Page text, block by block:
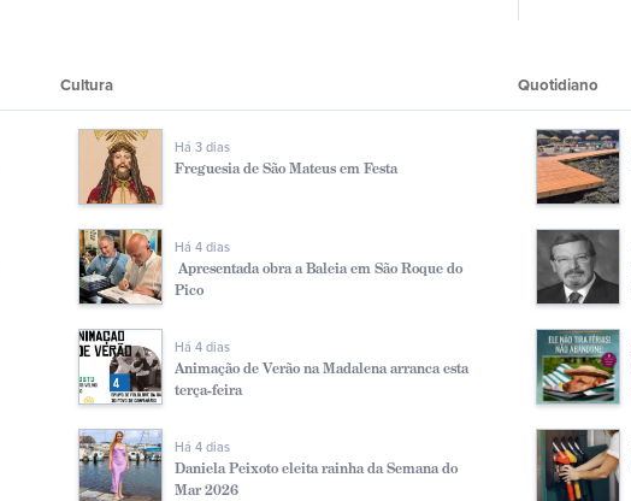
Cultura Quotidiano
Há 3 dias
Freguesia de São Mateus em Festa
Há 4 dias
Apresentada obra a Baleia em São Roque do
Pico
Há 4 dias
Animação de Verão na Madalena arranca esta
terça-feira
Há 4 dias
Daniela Peixoto eleita rainha da Semana do
Mar 2026